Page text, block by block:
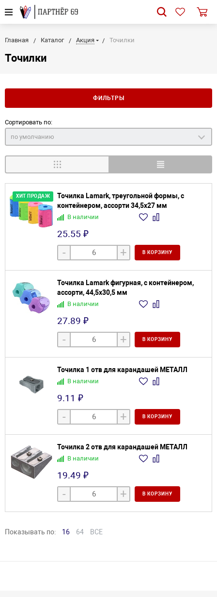
Главная Каталог Акция Точилки
Точилки
ФИЛЬТРЫ
Сортировать по:
по умолчанию
ХИТ ПРОДАЖ
Точилка Lamark, треугольной формы, с
контейнером, ассорти 34,5х27 мм
В наличии
25.55 ₽
- + В КОРЗИНУ
Точилка Lamark фигурная, с контейнером,
ассорти, 44,5х30,5 мм
В наличии
27.89 ₽
- + В КОРЗИНУ
Точилка 1 отв для карандашей МЕТАЛЛ
В наличии
9.11 ₽
- + В КОРЗИНУ
Точилка 2 отв для карандашей МЕТАЛЛ
В наличии
19.49 ₽
- + В КОРЗИНУ
Показывать по: 16 64 ВСЕ